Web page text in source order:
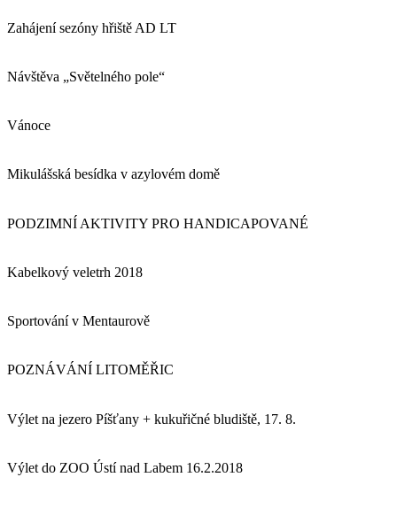
Zahájení sezóny hřiště AD LT
Návštěva „Světelného pole“
Vánoce
Mikulášská besídka v azylovém domě
PODZIMNÍ AKTIVITY PRO HANDICAPOVANÉ
Kabelkový veletrh 2018
Sportování v Mentaurově
POZNÁVÁNÍ LITOMĚŘIC
Výlet na jezero Píšťany + kukuřičné bludiště, 17. 8.
Výlet do ZOO Ústí nad Labem 16.2.2018